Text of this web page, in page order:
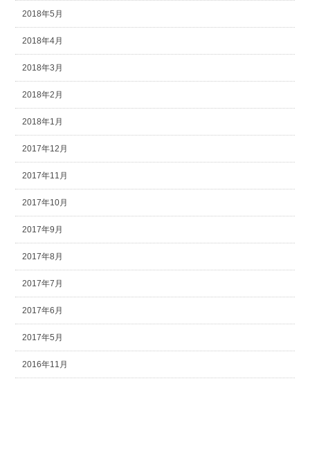
2018年5月
2018年4月
2018年3月
2018年2月
2018年1月
2017年12月
2017年11月
2017年10月
2017年9月
2017年8月
2017年7月
2017年6月
2017年5月
2016年11月